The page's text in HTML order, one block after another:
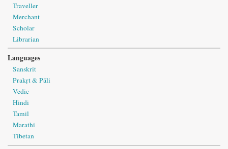
Traveller
Merchant
Scholar
Librarian
Languages
Sanskrit
Prakṛt & Pāli
Vedic
Hindi
Tamil
Marathi
Tibetan